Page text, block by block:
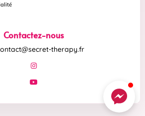
Contactez-nous
therapy.fr